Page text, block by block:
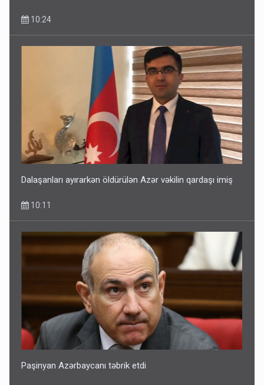
10:24
Dalaşanları ayırarkən öldürülən Azər vəkilin qardaşı imiş
10:11
Paşinyan Azərbaycanı təbrik etdi